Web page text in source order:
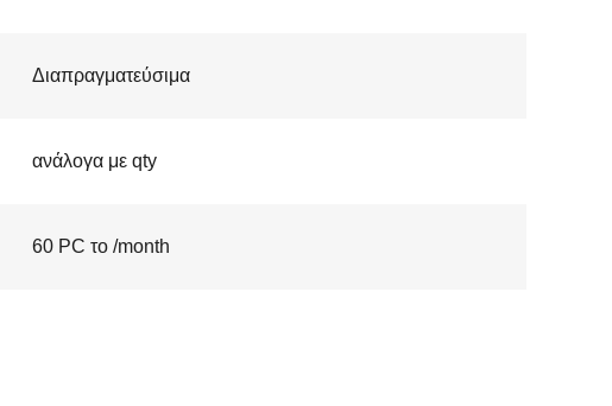
Διαπραγματεύσιμα
ανάλογα με qty
60 PC το /month